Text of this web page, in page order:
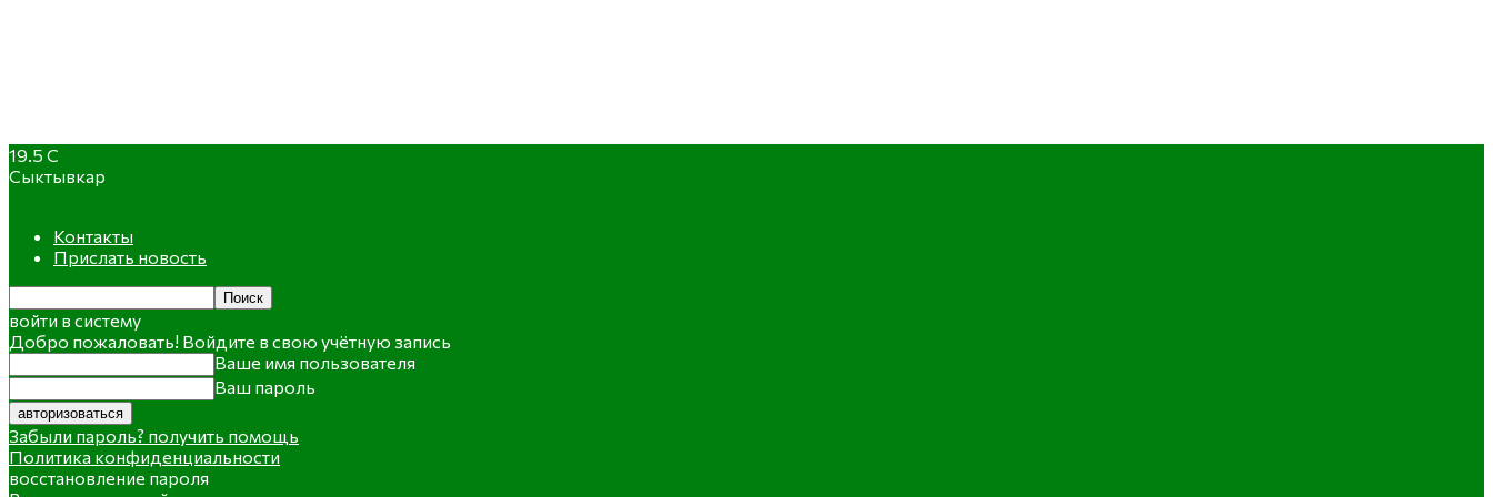
19.5 C
Сыктывкар
Контакты
Прислать новость
войти в систему
Добро пожаловать! Войдите в свою учётную запись
Ваше имя пользователя
Ваш пароль
Забыли пароль? получить помощь
Политика конфиденциальности
восстановление пароля